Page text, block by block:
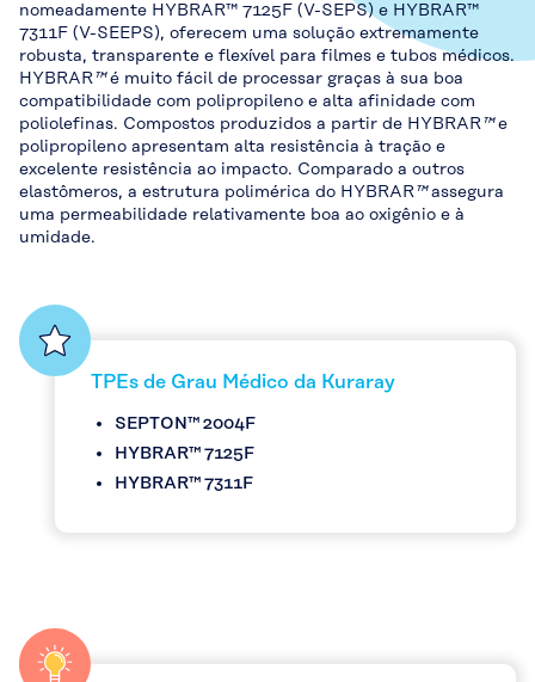
nomeadamente HYBRAR™ 7125F (V-SEPS) e HYBRAR™
7311F (V-SEEPS), oferecem uma solução extremamente
robusta, transparente e flexível para filmes e tubos médicos.
HYBRAR™é muito fácil de processar graças à sua boa
compatibilidade com polipropileno e alta afinidade com
poliolefinas. Compostos produzidos a partir de HYBRAR™e
polipropileno apresentam alta resistência à tração e
excelente resistência ao impacto. Comparado a outros
elastômeros, a estrutura polimérica do HYBRAR™assegura
uma permeabilidade relativamente boa ao oxigênio e à
umidade.
TPEs de Grau Médico da Kuraray
SEPTON™ 2004F
HYBRAR™ 7125F
HYBRAR™ 7311F